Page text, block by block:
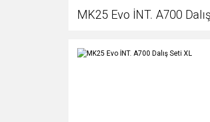
MK25 Evo İNT. A700